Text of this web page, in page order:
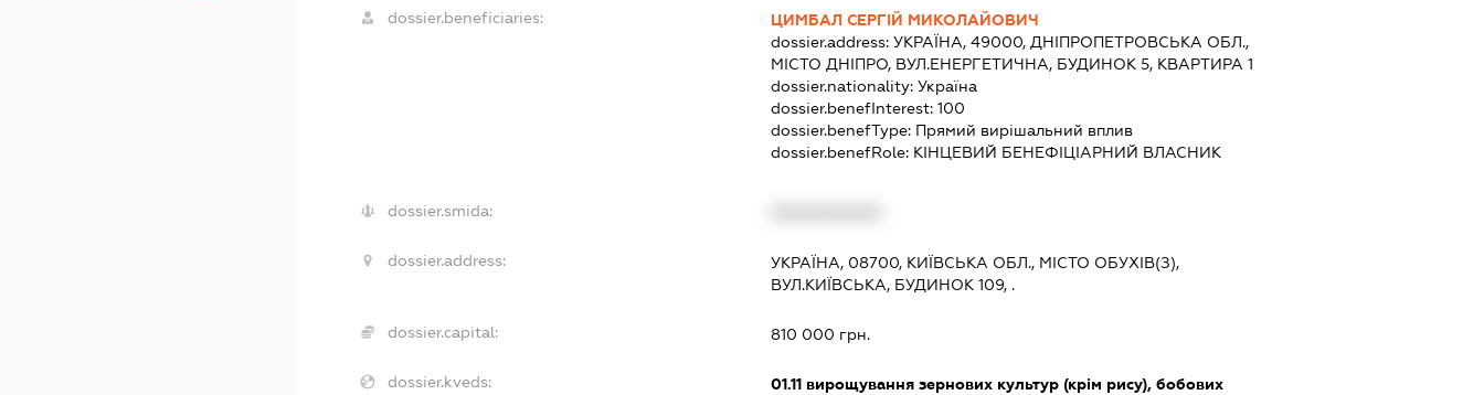
dossier.beneficiaries:
ЦИМБАЛ СЕРГІЙ МИКОЛАЙОВИЧ
dossier.address: УКРАЇНА, 49000, ДНІПРОПЕТРОВСЬКА ОБЛ.,
МІСТО ДНІПРО, ВУЛ.ЕНЕРГЕТИЧНА, БУДИНОК 5, КВАРТИРА 1
dossier.nationality: Україна
dossier.benefInterest: 100
dossier.benefType: Прямий вирішальний вплив
dossier.benefRole: КІНЦЕВИЙ БЕНЕФІЦІАРНИЙ ВЛАСНИК
dossier.smida:
dossier.address:
УКРАЇНА, 08700, КИЇВСЬКА ОБЛ., МІСТО ОБУХІВ(З),
ВУЛ.КИЇВСЬКА, БУДИНОК 109, .
dossier.capital: 810 000 грн.
dossier.kveds: 01.11вирощування зернових культур (крім рису), бобових